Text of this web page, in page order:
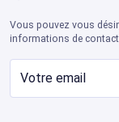
Vous pouvez vous
informations de